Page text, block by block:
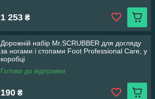
1 253 ₴
Дорожній набір Mr.SCRUBBER для догляду
за ногами і стопами Foot Professional Care, у
коробці
Готово до відправки
190 ₴